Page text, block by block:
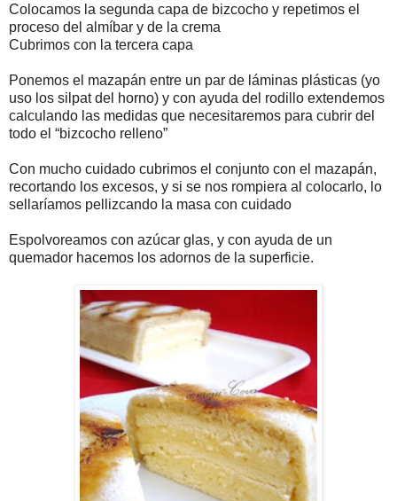
Colocamos la segunda capa de bizcocho y repetimos el
proceso del almíbar y de la crema
Cubrimos con la tercera capa
Ponemos el mazapán entre un par de láminas plásticas (yo
uso los silpat del horno) y con ayuda del rodillo extendemos
calculando las medidas que necesitaremos para cubrir del
todo el “bizcocho relleno”
Con mucho cuidado cubrimos el conjunto con el mazapán,
recortando los excesos, y si se nos rompiera al colocarlo, lo
sellaríamos pellizcando la masa con cuidado
Espolvoreamos con azúcar glas, y con ayuda de un
quemador hacemos los adornos de la superficie.